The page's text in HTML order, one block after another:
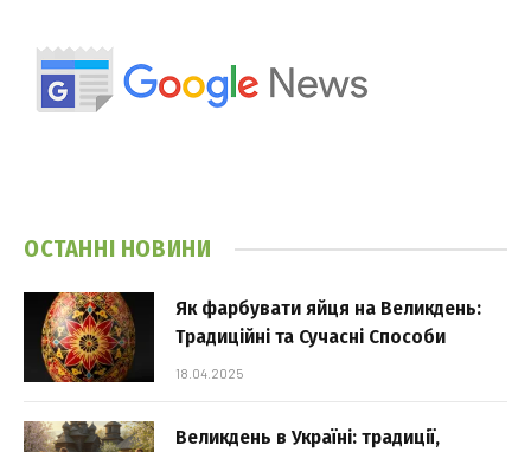
ОСТАННІ НОВИНИ
Як фарбувати яйця на Великдень:
Традиційні та Сучасні Способи
18.04.2025
Великдень в Україні: традиції,